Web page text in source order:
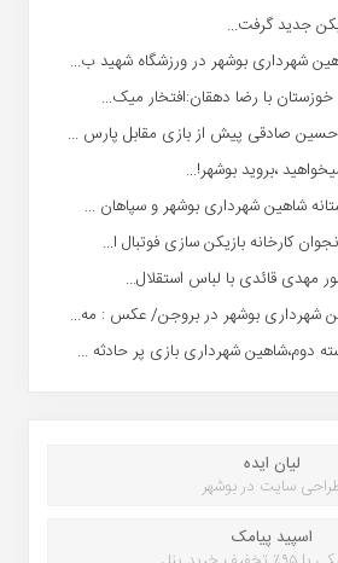
جدید گرفت...
شهردارى بوشهر در ورزشگاه شهید ب...
خوزستان با رضا دهقان:افتخار میک...
حسین صادقی پیش از بازی مقابل پارس ...
،بروید بوشهر!...
شاهین شهردارى بوشهر و سپاهان ...
کارخانه بازیکن سازی فوتبال ا...
مهدی قائدی با لباس استقلال...
شهرداری بوشهر در بروجن/ عکس : مه...
دوم،شاهین شهرداری بازی پر حادثه ...
لیان ایده
سایت در بوشهر
اسپید پیامک